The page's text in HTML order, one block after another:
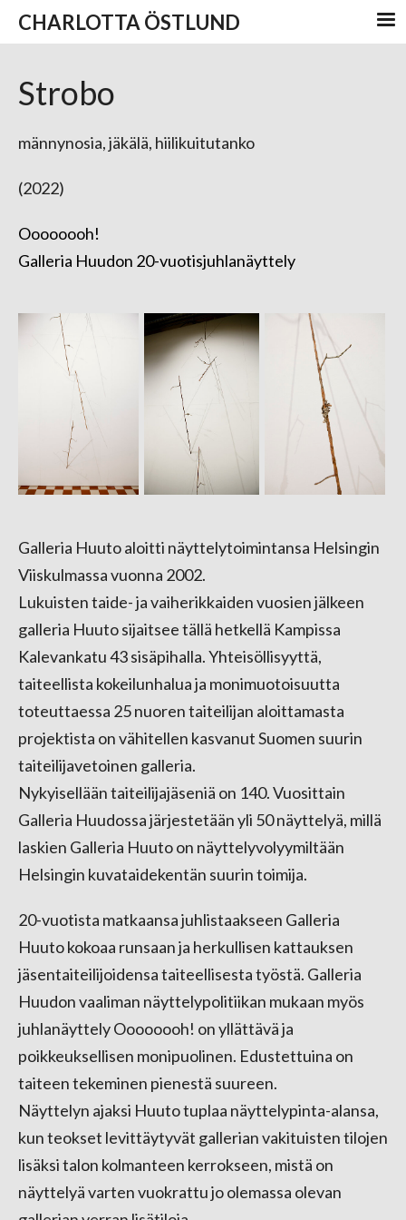
CHARLOTTA ÖSTLUND
Strobo
männynosia, jäkälä, hiilikuitutanko
(2022)
Oooooooh!
Galleria Huudon 20-vuotisjuhlanäyttely
Galleria Huuto aloitti näyttelytoimintansa Helsingin
Viiskulmassa vuonna 2002.
Lukuisten taide- ja vaiherikkaiden vuosien jälkeen
galleria Huuto sijaitsee tällä hetkellä Kampissa
Kalevankatu 43 sisäpihalla. Yhteisöllisyyttä,
taiteellista kokeilunhalua ja monimuotoisuutta
toteuttaessa 25 nuoren taiteilijan aloittamasta
projektista on vähitellen kasvanut Suomen suurin
taiteilijavetoinen galleria.
Nykyisellään taiteilijajäseniä on 140. Vuosittain
Galleria Huudossa järjestetään yli 50 näyttelyä, millä
laskien Galleria Huuto on näyttelyvolyymiltään
Helsingin kuvataidekentän suurin toimija.
20-vuotista matkaansa juhlistaakseen Galleria
Huuto kokoaa runsaan ja herkullisen kattauksen
jäsentaiteilijoidensa taiteellisesta työstä. Galleria
Huudon vaaliman näyttelypolitiikan mukaan myös
juhlanäyttely Oooooooh! on yllättävä ja
poikkeuksellisen monipuolinen. Edustettuina on
taiteen tekeminen pienestä suureen.
Näyttelyn ajaksi Huuto tuplaa näyttelypinta-alansa,
kun teokset levittäytyvät gallerian vakituisten tilojen
lisäksi talon kolmanteen kerrokseen, mistä on
näyttelyä varten vuokrattu jo olemassa olevan